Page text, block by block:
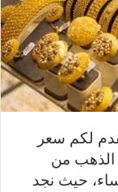
لكم سعر
الاردن 2026 يُعتبر الذهب من
حيث نجد